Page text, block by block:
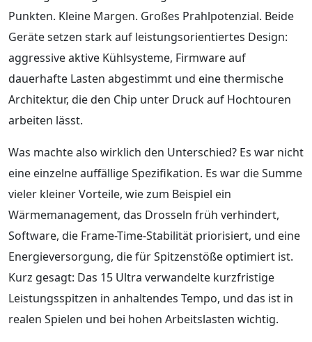
Punkten. Kleine Margen. Großes Prahlpotenzial. Beide
Geräte setzen stark auf leistungsorientiertes Design:
aggressive aktive Kühlsysteme, Firmware auf
dauerhafte Lasten abgestimmt und eine thermische
Architektur, die den Chip unter Druck auf Hochtouren
arbeiten lässt.
Was machte also wirklich den Unterschied? Es war nicht
eine einzelne auffällige Spezifikation. Es war die Summe
vieler kleiner Vorteile, wie zum Beispiel ein
Wärmemanagement, das Drosseln früh verhindert,
Software, die Frame-Time-Stabilität priorisiert, und eine
Energieversorgung, die für Spitzenstöße optimiert ist.
Kurz gesagt: Das 15 Ultra verwandelte kurzfristige
Leistungsspitzen in anhaltendes Tempo, und das ist in
realen Spielen und bei hohen Arbeitslasten wichtig.